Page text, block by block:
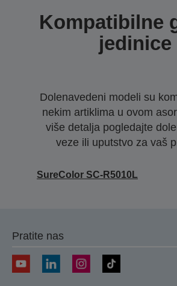
Kompatibilne
jedinice
Dolenavedeni modeli su
nekim artiklima u ovom
više detalja pogledajte
veze ili uputstvo za vaš
SureColor SC-R5010L
Pratite nas